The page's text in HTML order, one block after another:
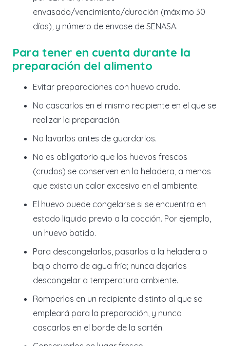
envasado/vencimiento/duración (máximo 30
días), y número de envase de SENASA.
Para tener en cuenta durante la
preparación del alimento
Evitar preparaciones con huevo crudo.
No cascarlos en el mismo recipiente en el que se
realizar la preparación.
No lavarlos antes de guardarlos.
No es obligatorio que los huevos frescos
(crudos) se conserven en la heladera, a menos
que exista un calor excesivo en el ambiente.
El huevo puede congelarse si se encuentra en
estado líquido previo a la cocción. Por ejemplo,
un huevo batido.
Para descongelarlos, pasarlos a la heladera o
bajo chorro de agua fría; nunca dejarlos
descongelar a temperatura ambiente.
Romperlos en un recipiente distinto al que se
empleará para la preparación, y nunca
cascarlos en el borde de la sartén.